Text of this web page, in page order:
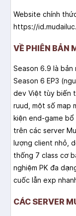
Website chính
https://
VỀ PHIÊN BẢN
Season 6.9 là
Season 6 EP3
dev Việt tùy biến
ruud, một số map
kiện end-game
trên các server
lượng client nhỏ,
thống 7 class cơ
nghiệm PK đa
cuốc lẫn exp
CÁC SERVER